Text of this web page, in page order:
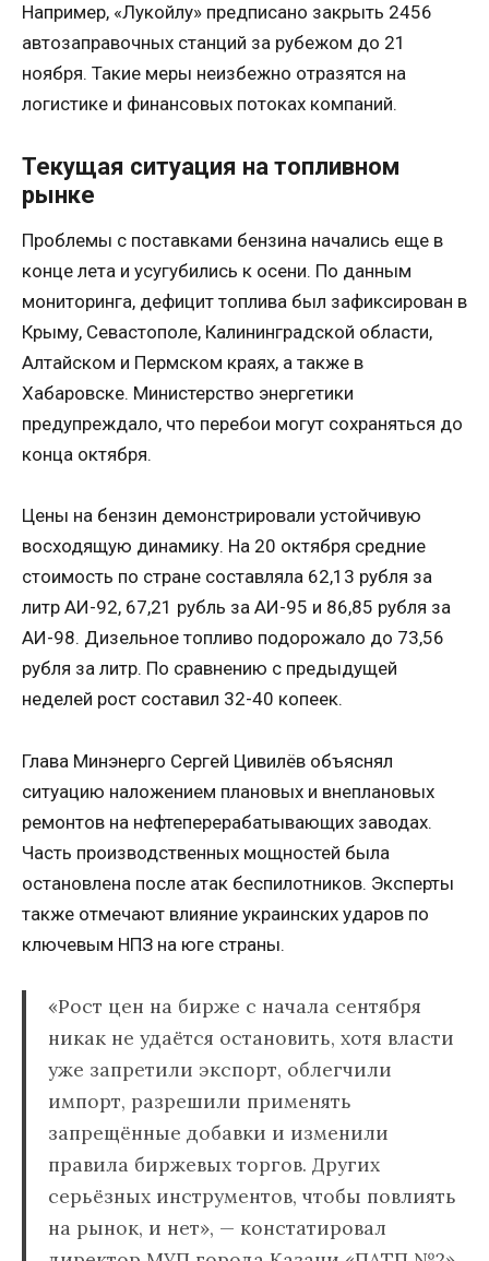
Например, «Лукойлу» предписано закрыть 2456
автозаправочных станций за рубежом до 21
ноября. Такие меры неизбежно отразятся на
логистике и финансовых потоках компаний.
Текущая ситуация на топливном
рынке
Проблемы с поставками бензина начались еще в
конце лета и усугубились к осени. По данным
мониторинга, дефицит топлива был зафиксирован в
Крыму, Севастополе, Калининградской области,
Алтайском и Пермском краях, а также в
Хабаровске. Министерство энергетики
предупреждало, что перебои могут сохраняться до
конца октября.
Цены на бензин демонстрировали устойчивую
восходящую динамику. На 20 октября средние
стоимость по стране составляла 62,13 рубля за
литр АИ-92, 67,21 рубль за АИ-95 и 86,85 рубля за
АИ-98. Дизельное топливо подорожало до 73,56
рубля за литр. По сравнению с предыдущей
неделей рост составил 32-40 копеек.
Глава Минэнерго Сергей Цивилёв объяснял
ситуацию наложением плановых и внеплановых
ремонтов на нефтеперерабатывающих заводах.
Часть производственных мощностей была
остановлена после атак беспилотников. Эксперты
также отмечают влияние украинских ударов по
ключевым НПЗ на юге страны.
«Рост цен на бирже с начала сентября
никак не удаётся остановить, хотя власти
уже запретили экспорт, облегчили
импорт, разрешили применять
запрещённые добавки и изменили
правила биржевых торгов. Других
серьёзных инструментов, чтобы повлиять
на рынок, и нет», — констатировал